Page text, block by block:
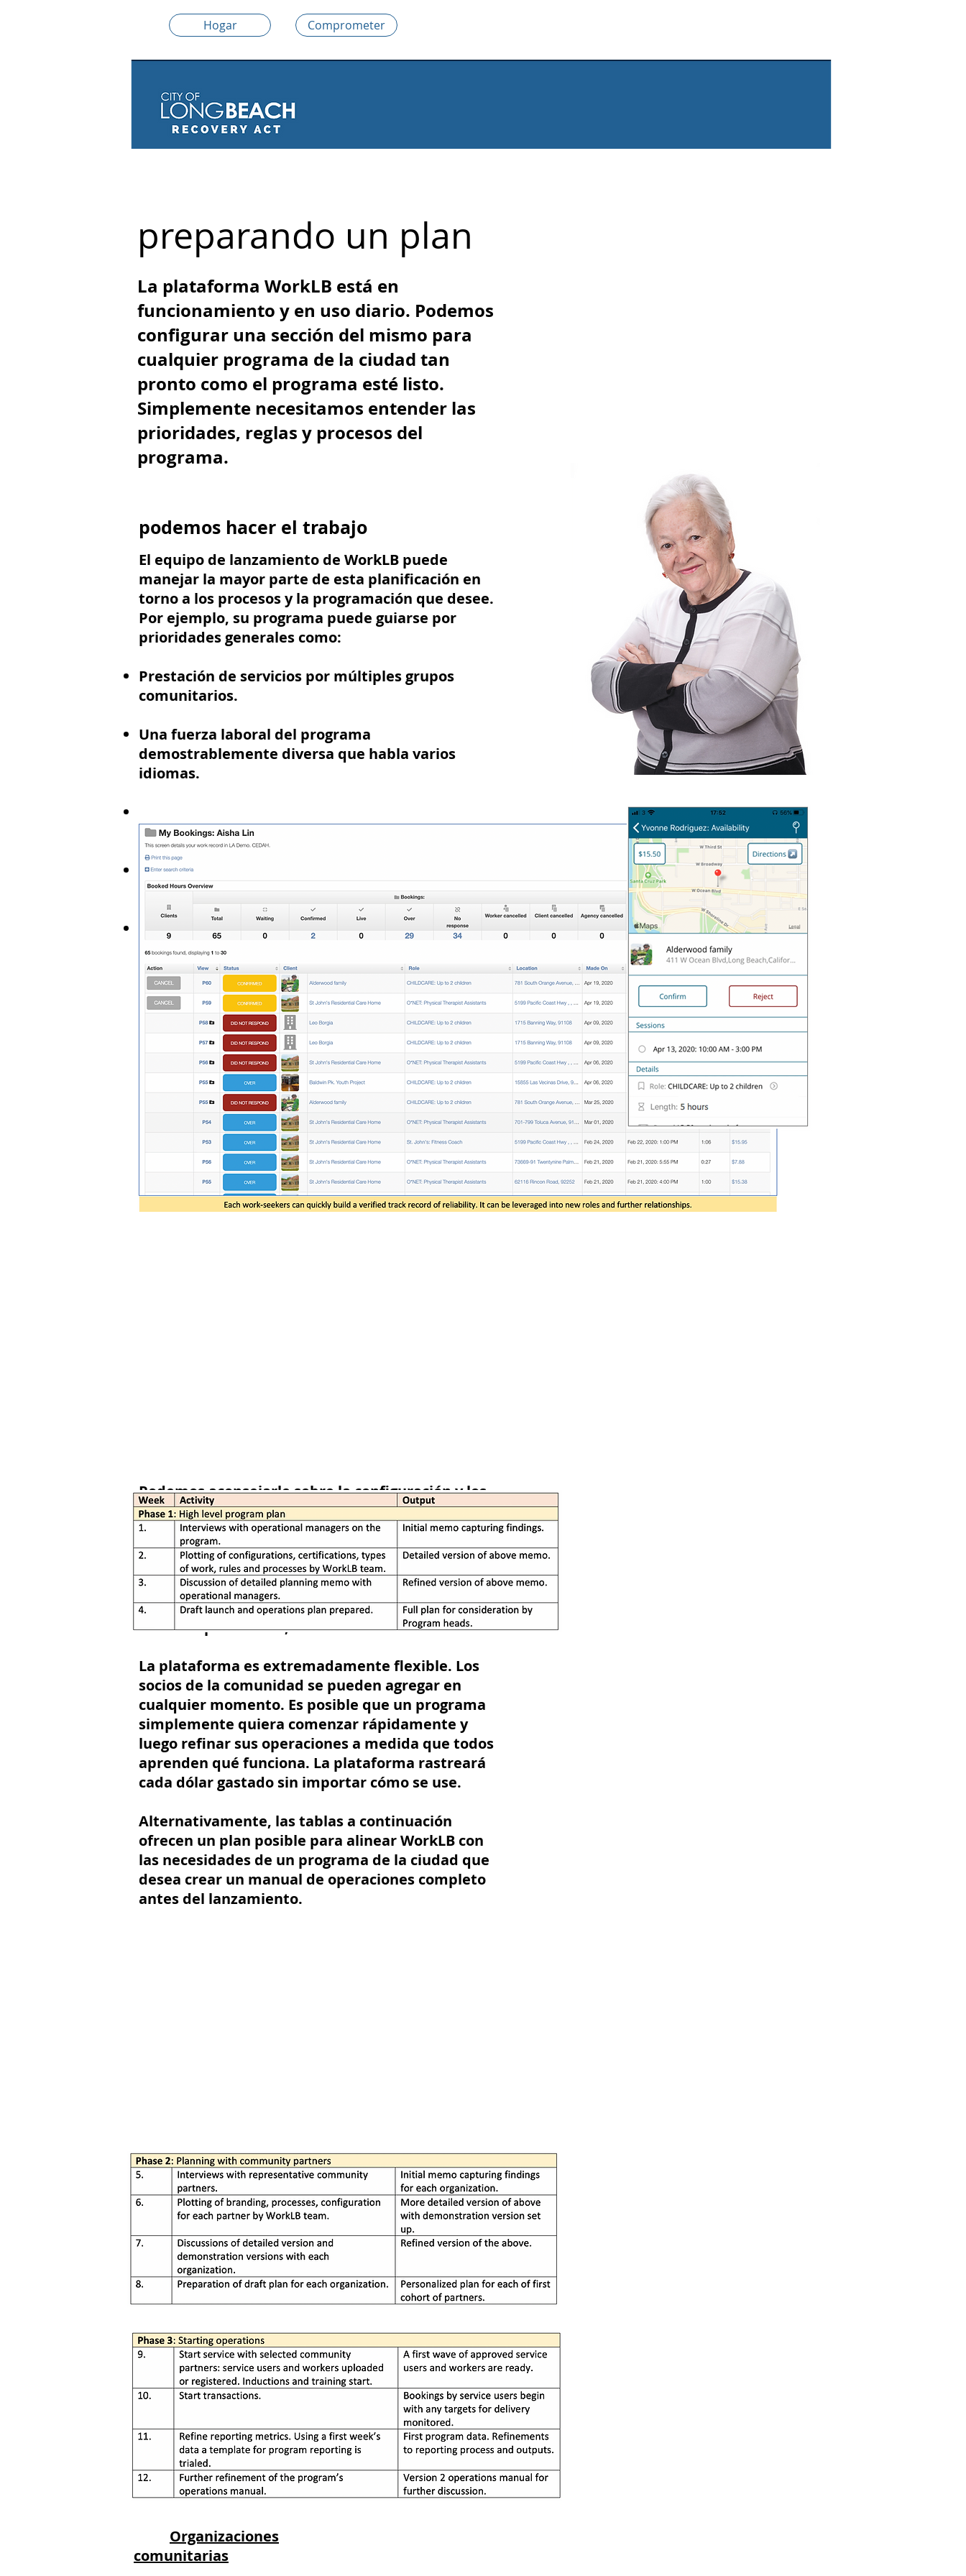
Hogar Comprometer
preparando un plan
La plataforma WorkLB está en
funcionamiento y en uso diario. Podemos
configurar una sección del mismo para
cualquier programa de la ciudad tan
pronto como el programa esté listo.
Simplemente necesitamos entender las
prioridades, reglas y procesos del
programa.
podemos hacer el trabajo
El equipo de lanzamiento de WorkLB puede
manejar la mayor parte de esta planificación en
torno a los procesos y la programación que desee.
Por ejemplo, su programa puede guiarse por
prioridades generales como:
Prestación de servicios por múltiples grupos
comunitarios.
Una fuerza laboral del programa
demostrablemente diversa que habla varios
idiomas.
plazo determinado.
Controles rigurosos y rendición de cuentas de los
gastos.
Reporte semanal de resultados.
Podemos aconsejarle sobre la configuración y los
procesos que mejor lograrán esto para cada
programa. También se pueden acomodar
fácilmente objetivos más específicos, como el
seguimiento de la participación de grupos
específicos, tasas de pago flotantes para algunos
requisitos, progresión de la fuerza laboral,
servicios priorizados, etc.
La plataforma es extremadamente flexible. Los
socios de la comunidad se pueden agregar en
cualquier momento. Es posible que un programa
simplemente quiera comenzar rápidamente y
luego refinar sus operaciones a medida que todos
aprenden qué funciona. La plataforma rastreará
cada dólar gastado sin importar cómo se use.
Alternativamente, las tablas a continuación
ofrecen un plan posible para alinear WorkLB con
las necesidades de un programa de la ciudad que
desea crear un manual de operaciones completo
antes del lanzamiento.
Organizaciones
comunitarias